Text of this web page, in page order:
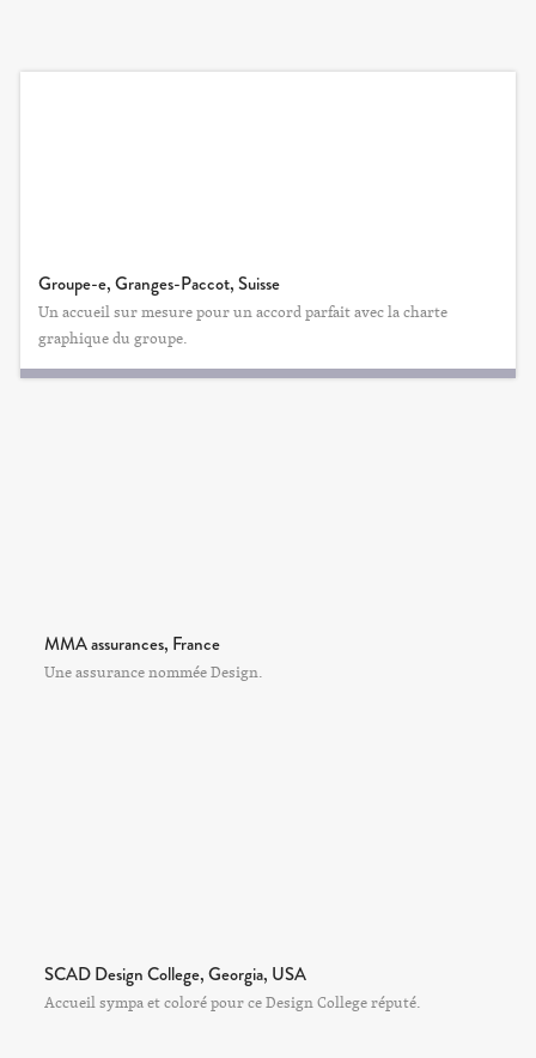
Groupe-e, Granges-Paccot, Suisse
Un accueil sur mesure pour un accord parfait avec la charte
graphique du groupe.
MMA assurances, France
Une assurance nommée Design.
SCAD Design College, Georgia, USA
Accueil sympa et coloré pour ce Design College réputé.